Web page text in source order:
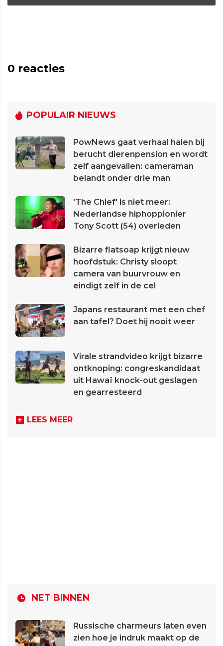
0 reacties
POPULAIR NIEUWS
PowNews gaat verhaal halen bij
berucht dierenpension en wordt
zelf aangevallen: cameraman
belandt onder drie man
'The Chief' is niet meer:
Nederlandse hiphoppionier
Tony Scott (54) overleden
Bizarre flatsoap krijgt nieuw
hoofdstuk: Christy sloopt
camera van buurvrouw en
eindigt zelf in de cel
Japans restaurant met een chef
aan tafel? Doet hij nooit weer
Virale strandvideo krijgt bizarre
ontknoping: congreskandidaat
uit Hawaï knock-out geslagen
en gearresteerd
LEES MEER
NET BINNEN
Russische charmeurs laten even
zien hoe je indruk maakt op de